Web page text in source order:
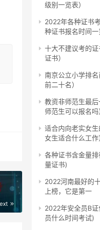
级别一览表）
2022年各种证书
种证书报名时间一
十大不建议考的
证书）
南京公立小学排
前二十名）
教资非师范生最
师范生可以报名吗
适合内向老实女
女生适合什么工作
各种证书含金量
量证书)
2022河南最好的
上榜，它是第一
2022年安全员B
员什么时间考试)